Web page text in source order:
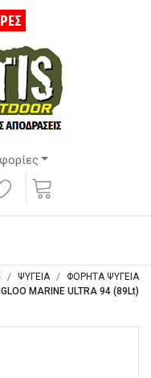
ΨΥΓΕΙΑ
ΦΟΡΗΤΑ ΨΥΓΕΙΑ
MARINE ULTRA 94 (89Lt)